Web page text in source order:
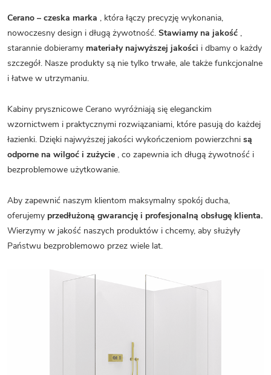
Cerano – czeska marka , która łączy precyzję wykonania,
nowoczesny design i długą żywotność. Stawiamy na jakość ,
starannie dobieramy materiały najwyższej jakości i dbamy o każdy
szczegół. Nasze produkty są nie tylko trwałe, ale także funkcjonalne
i łatwe w utrzymaniu.
Kabiny prysznicowe Cerano wyróżniają się eleganckim
wzornictwem i praktycznymi rozwiązaniami, które pasują do każdej
łazienki. Dzięki najwyższej jakości wykończeniom powierzchni są
odporne na wilgoć i zużycie , co zapewnia ich długą żywotność i
bezproblemowe użytkowanie.
Aby zapewnić naszym klientom maksymalny spokój ducha,
oferujemy przedłużoną gwarancję i profesjonalną obsługę klienta.
Wierzymy w jakość naszych produktów i chcemy, aby służyły
Państwu bezproblemowo przez wiele lat.